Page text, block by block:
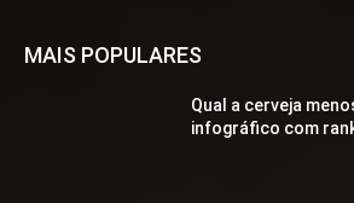
MAIS POPULARES
Qual a cerveja
infográfico com